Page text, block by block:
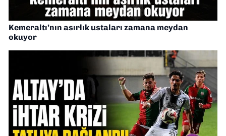
Kemeraltı’nın asırlık ustaları zamana meydan
okuyor